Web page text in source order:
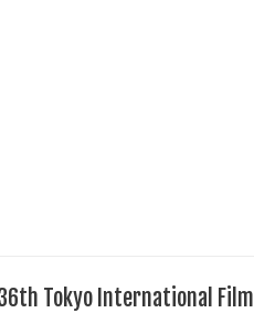
Tokyo International Film